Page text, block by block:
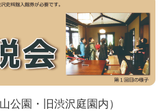
公園・旧渋沢庭園内）